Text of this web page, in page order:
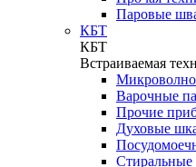
Паровые
КБТ
КБТ
Встраиваемая
Варочные
Прочие
Духовые